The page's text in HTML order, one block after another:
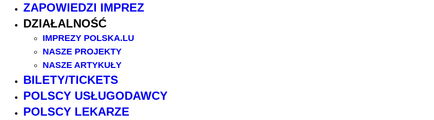
ZAPOWIEDZI IMPREZ
DZIAŁALNOŚĆ
IMPREZY POLSKA.LU
NASZE PROJEKTY
NASZE ARTYKUŁY
BILETY/TICKETS
POLSCY USŁUGODAWCY
POLSCY LEKARZE